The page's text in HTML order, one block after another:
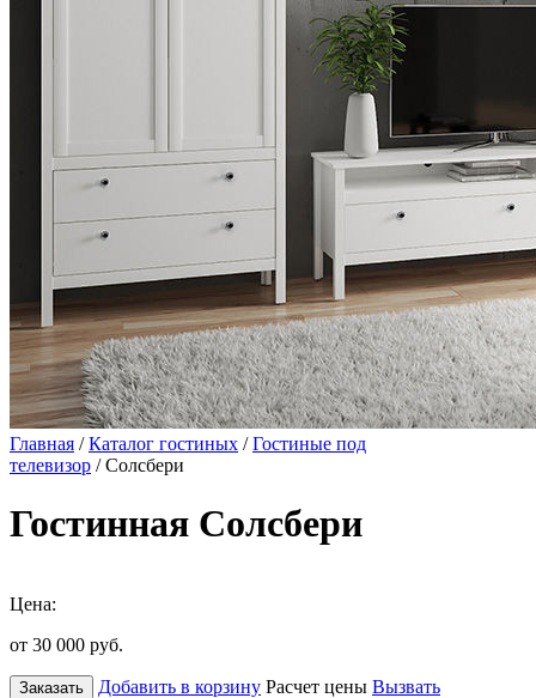
Главная /Каталог гостиных /Гостиные под
телевизор / Солсбери
Гостинная Солсбери
Цена:
от 30 000 руб.
Заказать Добавить в корзину Расчет цены Вызвать